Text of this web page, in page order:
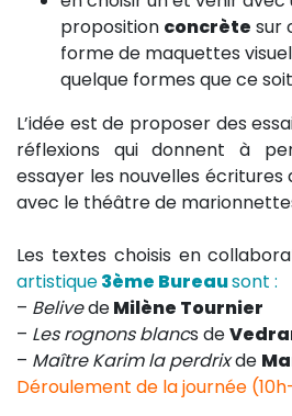
proposition concrète sur
forme de maquettes
quelque formes que ce
L’idée est de proposer des
réflexions qui donnent à
essayer les nouvelles
avec le théâtre de
Les textes choisis en
artistique3ème Bureausont :
– BelivedeMilène Tournier
– Les rognons blancs de
– Maître Karim la perdrixde
Déroulement de la journée